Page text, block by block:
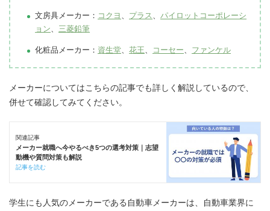
文房具メーカー： コクヨ 、 プラス 、 パイロットコーポレーシ
ョン、 三菱鉛筆
化粧品メーカー： 資生堂、 花王、 コーセー、 ファンケル
メーカーについてはこちらの記事でも詳しく解説しているので、
併せて確認してみてください。
関連記事
メーカー就職へ今やるべき5つの選考対策｜志望
動機や質問対策も解説
記事を読む
学生にも人気のメーカーである自動車メーカーは、自動車業界に